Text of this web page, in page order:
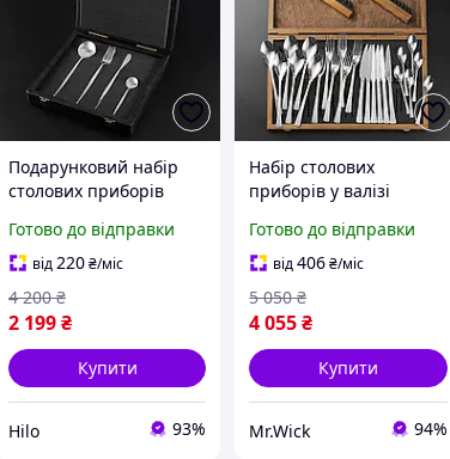
Подарунковий набір
столових приборів
сервірування комплект
виделок і ложок зі сталі
в кейсі з лазерним
гравіруванням
Готово до відправки
від220₴/міс
2 199₴
4 200 ₴
Купити
Hilo 93%
Набір столових
приборів у валізі
та виделки для свята з
дзеркальним
поліруванням
ексклюзивний
комплект
Готово до відправки
від406₴/міс
4 055₴
5 050 ₴
Купити
Mr.Wick 94%